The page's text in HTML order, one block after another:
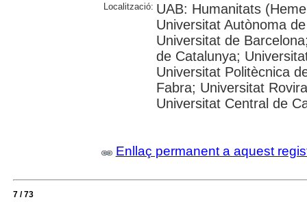
Localització: UAB: Humanitats
Universitat Autònoma
Universitat de
de Catalunya;
Universitat Politècnica
Fabra; Universitat
Universitat Central de
Enllaç permanent a aquest
7 / 73